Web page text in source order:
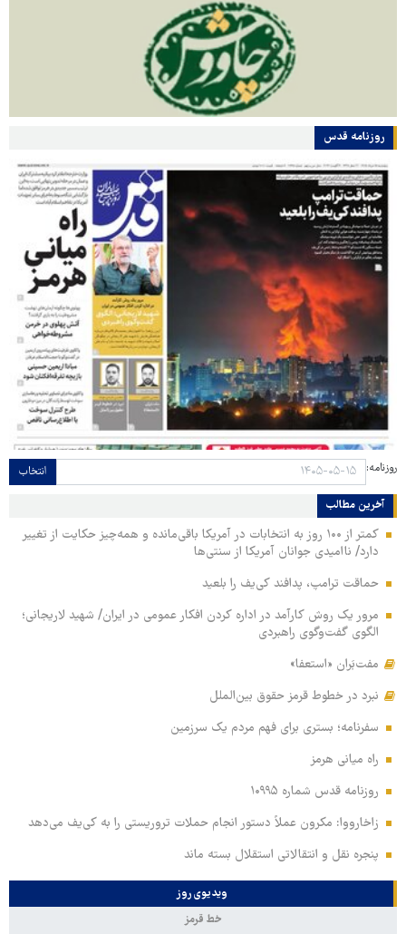
روزنامه قدس
روزنامه: انتخاب
آخرین مطالب
کمتر از ۱۰۰ روز به انتخابات در آمریکا باقی‌مانده و همه‌چیز حکایت از تغییر
دارد/ ناامیدی جوانان آمریکا از سنتی‌ها
حماقت ترامپ، پدافند کی‌یف را بلعید
مرور یک روش کارآمد در اداره کردن افکار عمومی در ایران/ شهید لاریجانی؛
الگوی گفت‌وگوی راهبردی
مفت‌بَران «استعفا»
نبرد در خطوط قرمز حقوق بین‌الملل
سفرنامه؛ بستری برای فهم مردم یک سرزمین
راه میانی هرمز
روزنامه قدس شماره ۱۰۹۹۵
زاخارووا: مکرون عملاً دستور انجام حملات تروریستی را به کی‌یف می‌دهد
پنجره‌ نقل و انتقالاتی استقلال بسته ماند
ویدیوی روز
خط قرمز